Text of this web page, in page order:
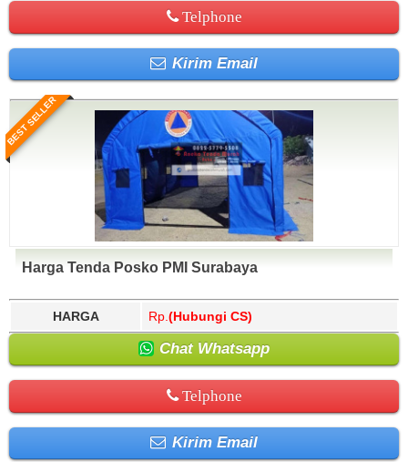
Telphone
Kirim Email
BEST SELLER
Harga Tenda Posko PMI Surabaya
HARGA Rp. (Hubungi CS)
Chat Whatsapp
Telphone
Kirim Email